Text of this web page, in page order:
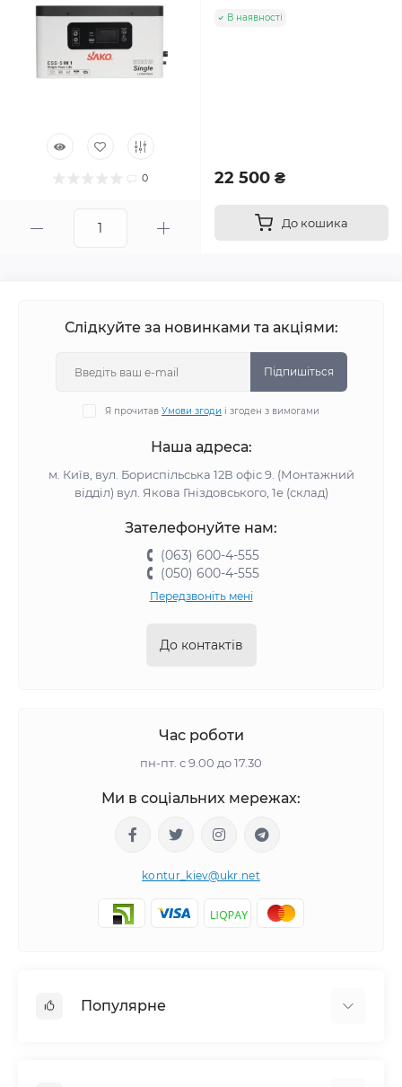
0
В наявності
22 500 ₴
До кошика
Слідкуйте за новинками та акціями:
Підпишіться
Я прочитав Умови згоди і згоден з вимогами
Наша адреса:
м. Київ, вул. Бориспільська 12В офіс 9. (Монтажний
відділ) вул. Якова Гніздовського, 1е (склад)
Зателефонуйте нам:
(063) 600-4-555
(050) 600-4-555
Передзвоніть мені
До контактів
Час роботи
пн-пт. с 9.00 до 17.30
Ми в соціальних мережах:
kontur_kiev@ukr.net
Популярне